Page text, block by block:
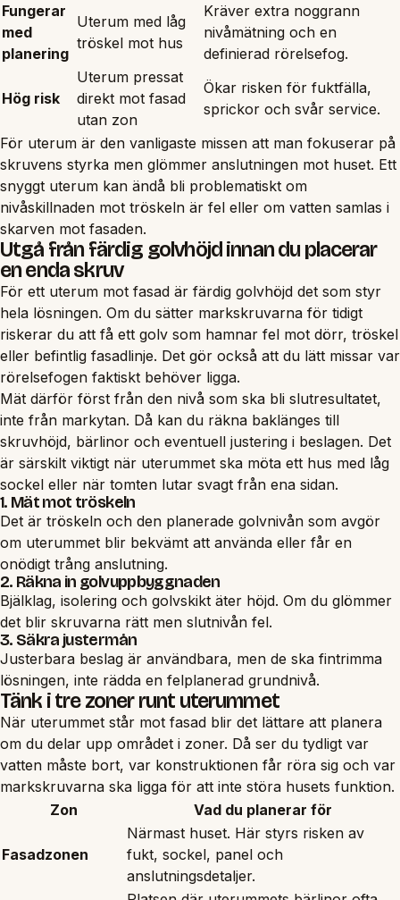
Fungerar
med
planering
Uterum med låg
tröskel mot hus
Kräver extra noggrann
nivåmätning och en
definierad rörelsefog.
Hög risk
Uterum pressat
direkt mot fasad
utan zon
Ökar risken för fuktfälla,
sprickor och svår service.
För uterum är den vanligaste missen att man fokuserar på
skruvens styrka men glömmer anslutningen mot huset. Ett
snyggt uterum kan ändå bli problematiskt om
nivåskillnaden mot tröskeln är fel eller om vatten samlas i
skarven mot fasaden.
Utgå från färdig golvhöjd innan du placerar
en enda skruv
För ett uterum mot fasad är färdig golvhöjd det som styr
hela lösningen. Om du sätter markskruvarna för tidigt
riskerar du att få ett golv som hamnar fel mot dörr, tröskel
eller befintlig fasadlinje. Det gör också att du lätt missar var
rörelsefogen faktiskt behöver ligga.
Mät därför först från den nivå som ska bli slutresultatet,
inte från markytan. Då kan du räkna baklänges till
skruvhöjd, bärlinor och eventuell justering i beslagen. Det
är särskilt viktigt när uterummet ska möta ett hus med låg
sockel eller när tomten lutar svagt från ena sidan.
1. Mät mot tröskeln
Det är tröskeln och den planerade golvnivån som avgör
om uterummet blir bekvämt att använda eller får en
onödigt trång anslutning.
2. Räkna in golvuppbyggnaden
Bjälklag, isolering och golvskikt äter höjd. Om du glömmer
det blir skruvarna rätt men slutnivån fel.
3. Säkra justermån
Justerbara beslag är användbara, men de ska fintrimma
lösningen, inte rädda en felplanerad grundnivå.
Tänk i tre zoner runt uterummet
När uterummet står mot fasad blir det lättare att planera
om du delar upp området i zoner. Då ser du tydligt var
vatten måste bort, var konstruktionen får röra sig och var
markskruvarna ska ligga för att inte störa husets funktion.
Zon
Vad du planerar för
Fasadzonen
Närmast huset. Här styrs risken av
fukt, sockel, panel och
anslutningsdetaljer.